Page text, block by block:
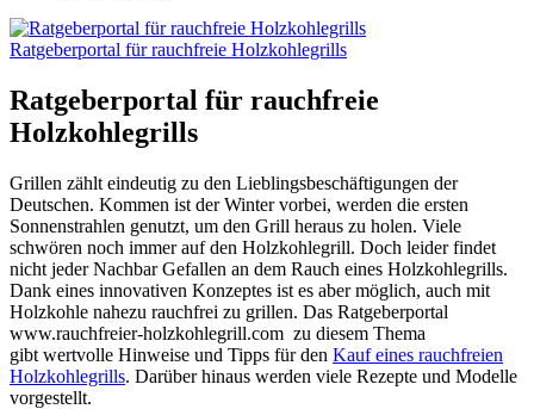
Ratgeberportal für rauchfreie Holzkohlegrills
Ratgeberportal für rauchfreie
Holzkohlegrills
Grillen zählt eindeutig zu den Lieblingsbeschäftigungen der
Deutschen. Kommen ist der Winter vorbei, werden die ersten
Sonnenstrahlen genutzt, um den Grill heraus zu holen. Viele
schwören noch immer auf den Holzkohlegrill. Doch leider findet
nicht jeder Nachbar Gefallen an dem Rauch eines Holzkohlegrills.
Dank eines innovativen Konzeptes ist es aber möglich, auch mit
Holzkohle nahezu rauchfrei zu grillen. Das Ratgeberportal
www.rauchfreier-holzkohlegrill.com zu diesem Thema
gibt wertvolle Hinweise und Tipps für den Kauf eines rauchfreien
Holzkohlegrills. Darüber hinaus werden viele Rezepte und Modelle
vorgestellt.